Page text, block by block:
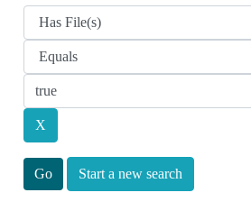
Start a new search